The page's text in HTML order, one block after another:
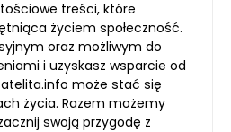
treści, które
życiem społeczność.
oraz możliwym do
i uzyskasz wsparcie od
może stać się
życia. Razem możemy
swoją przygodę z